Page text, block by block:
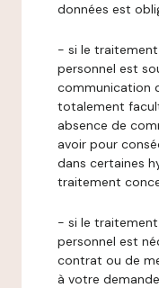
données est
- si le
personnel est
communication
totalement
absence de
avoir pour
dans certaines
traitement
- si le
personnel est
contrat ou de
à votre